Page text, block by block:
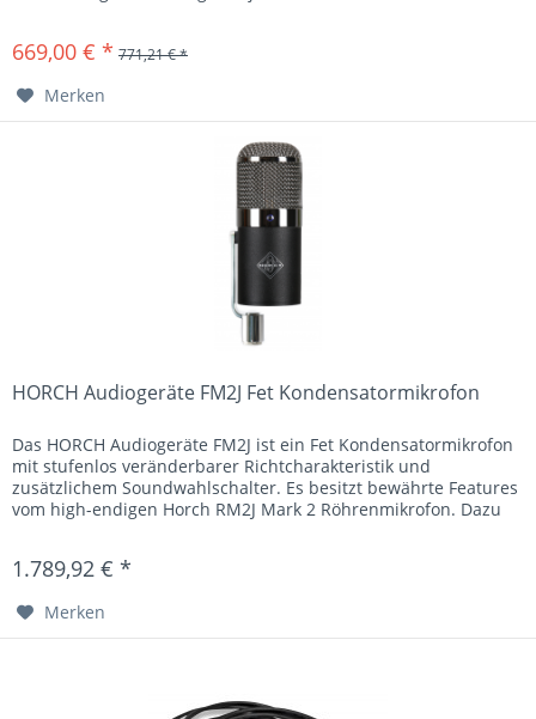
669,00 € * 771,21 € *
Merken
HORCH Audiogeräte FM2J Fet Kondensatormikrofon
Das HORCH Audiogeräte FM2J ist ein Fet Kondensatormikrofon
mit stufenlos veränderbarer Richtcharakteristik und
zusätzlichem Soundwahlschalter. Es besitzt bewährte Features
vom high-endigen Horch RM2J Mark 2 Röhrenmikrofon. Dazu
1.789,92 € *
Merken